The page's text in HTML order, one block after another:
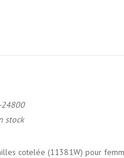
24800
stock
cotelée (11381W) pour